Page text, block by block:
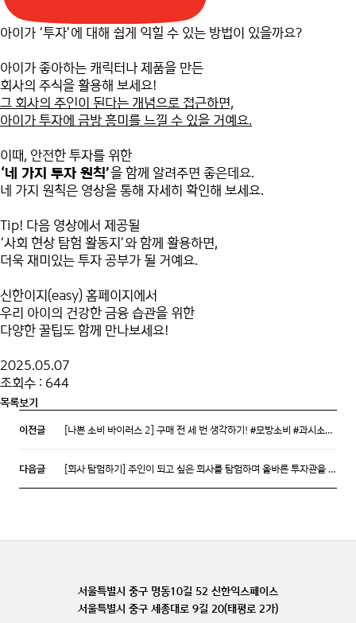
아이가 ‘투자’에 대해 쉽게 익힐 수 있는 방법이 있을까요?
아이가 좋아하는 캐릭터나 제품을 만든
회사의 주식을 활용해 보세요!
그 회사의 주인이 된다는 개념으로 접근하면,
아이가 투자에 금방 흥미를 느낄 수 있을 거예요.
이때, 안전한 투자를 위한
‘네 가지 투자 원칙’을 함께 알려주면 좋은데요.
네 가지 원칙은 영상을 통해 자세히 확인해 보세요.
Tip! 다음 영상에서 제공될
‘사회 현상 탐험 활동지’와 함께 활용하면,
더욱 재미있는 투자 공부가 될 거예요.
신한이지(easy) 홈페이지에서
우리 아이의 건강한 금융 습관을 위한
다양한 꿀팁도 함께 만나보세요!
2025.05.07
조회수 : 644
목록보기
이전글 [나쁜 소비 바이러스 2] 구매 전 세 번 생각하기! #모방소비 #과시소비 예방할 수 있어요. ｜금융동화 EP.11
다음글 [회사 탐험하기] 주인이 되고 싶은 회사를 탐험하며 올바른 투자관을 만들어 봐요!｜학부모 금융교육 EP.24
서울특별시 중구 명동10길 52 신한익스페이스
서울특별시 중구 세종대로 9길 20(태평로 2가)